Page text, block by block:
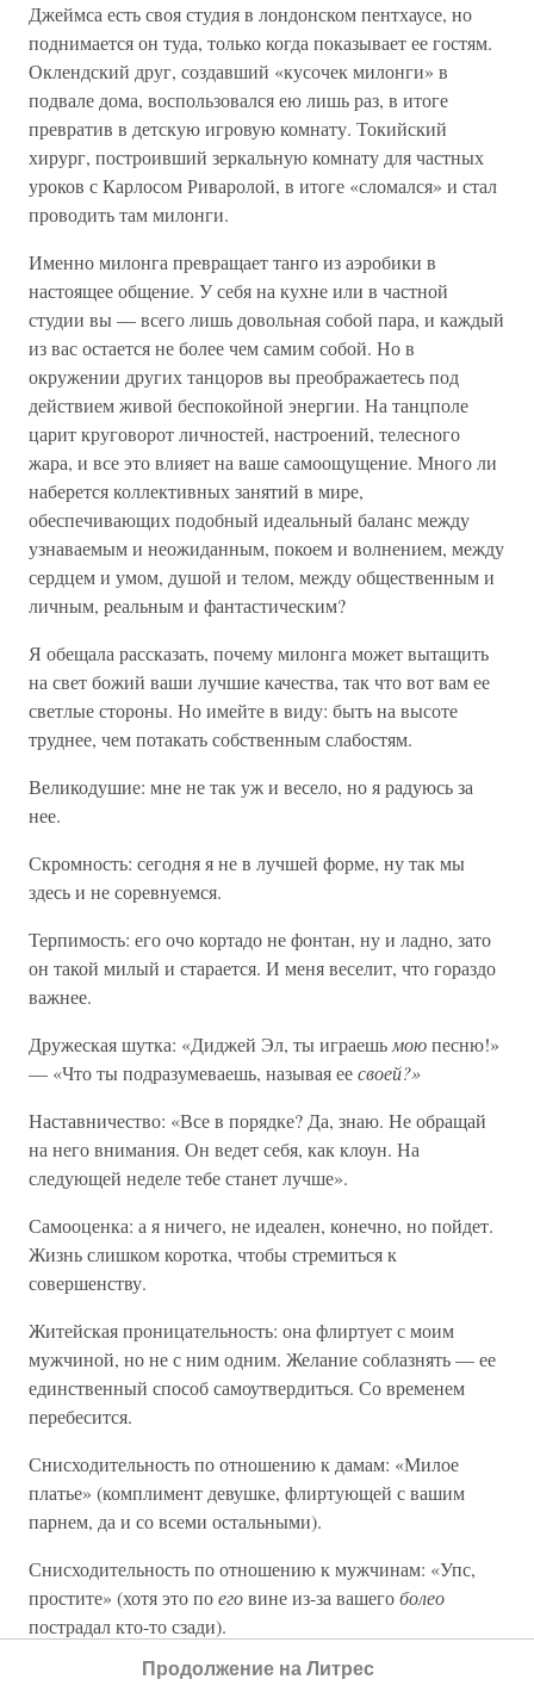
Джеймса есть своя студия в лондонском пентхаусе, но
поднимается он туда, только когда показывает ее гостям.
Оклендский друг, создавший «кусочек милонги» в
подвале дома, воспользовался ею лишь раз, в итоге
превратив в детскую игровую комнату. Токийский
хирург, построивший зеркальную комнату для частных
уроков с Карлосом Риваролой, в итоге «сломался» и стал
проводить там милонги.
Именно милонга превращает танго из аэробики в
настоящее общение. У себя на кухне или в частной
студии вы — всего лишь довольная собой пара, и каждый
из вас остается не более чем самим собой. Но в
окружении других танцоров вы преображаетесь под
действием живой беспокойной энергии. На танцполе
царит круговорот личностей, настроений, телесного
жара, и все это влияет на ваше самоощущение. Много ли
наберется коллективных занятий в мире,
обеспечивающих подобный идеальный баланс между
узнаваемым и неожиданным, покоем и волнением, между
сердцем и умом, душой и телом, между общественным и
личным, реальным и фантастическим?
Я обещала рассказать, почему милонга может вытащить
на свет божий ваши лучшие качества, так что вот вам ее
светлые стороны. Но имейте в виду: быть на высоте
труднее, чем потакать собственным слабостям.
Великодушие: мне не так уж и весело, но я радуюсь за
нее.
Скромность: сегодня я не в лучшей форме, ну так мы
здесь и не соревнуемся.
Терпимость: его очо кортадо не фонтан, ну и ладно, зато
он такой милый и старается. И меня веселит, что гораздо
важнее.
Дружеская шутка: «Диджей Эл, ты играешь моюпесню!»
— «Что ты подразумеваешь, называя еесвоей?»
Наставничество: «Все в порядке? Да, знаю. Не обращай
на него внимания. Он ведет себя, как клоун. На
следующей неделе тебе станет лучше».
Самооценка: а я ничего, не идеален, конечно, но пойдет.
Жизнь слишком коротка, чтобы стремиться к
совершенству.
Житейская проницательность: она флиртует с моим
мужчиной, но не с ним одним. Желание соблазнять — ее
единственный способ самоутвердиться. Со временем
перебесится.
Снисходительность по отношению к дамам: «Милое
платье» (комплимент девушке, флиртующей с вашим
парнем, да и со всеми остальными).
Снисходительность по отношению к мужчинам: «Упс,
простите» (хотя это поеговине из-за вашегоболео
пострадал кто-то сзади).
Готовность поделиться туфлями: я так рада, что подарила
Продолжение на Литрес